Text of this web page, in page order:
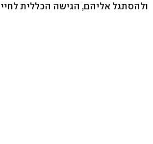
ולהסתגל אליהם, הגישה הכללית